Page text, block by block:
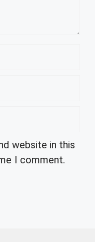
website in this
I comment.